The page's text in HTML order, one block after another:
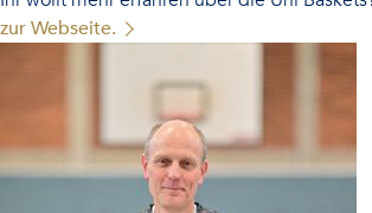
zur Webseite.